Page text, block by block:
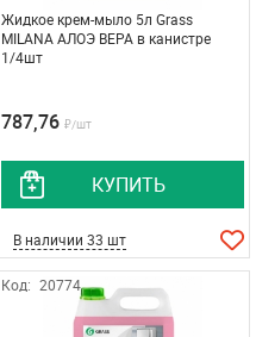
Жидкое крем-мыло 5л Grass
MILANA АЛОЭ ВЕРА в канистре
1/4шт
787,76 ₽/шт
КУПИТЬ
В наличии 33 шт
Код: 20774